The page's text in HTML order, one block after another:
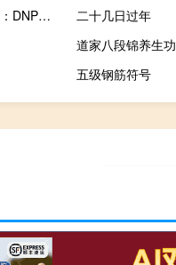
比亚迪大人引领潮流：DNP系统与先进自动驾驶的融合
二十几日过年
道家八段锦养生功
五级钢筋符号